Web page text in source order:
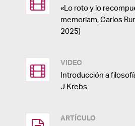
«Lo roto y lo
memoriam, Carlos
2025)
VIDEO
Introducción a
J Krebs
ARTÍCULO